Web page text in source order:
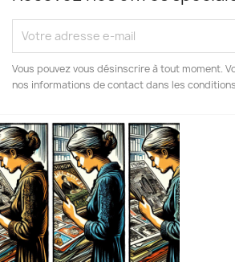
Vous pouvez vous désinscrire à tout moment.
nos informations de contact dans les